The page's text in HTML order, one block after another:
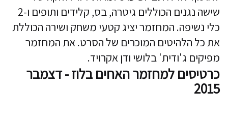
שישה נגנים הכוללים גיטרה, בס, קלידים ותופים ו-2
כלי נשיפה. המחזמר יציג קטעי משחק ושירה הכוללת
את כל הלהיטים המוכרים של הסרט. את המחזמר
מפיקים ג'ודית' בלושי ודן אקרויד.
כרטיסים למחזמר האחים בלוז - דצמבר
2015